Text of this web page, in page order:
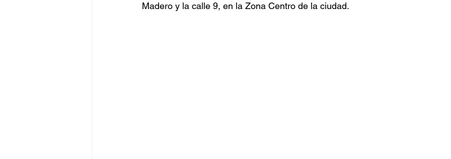
Madero y la calle 9, en la Zona Centro de la ciudad.